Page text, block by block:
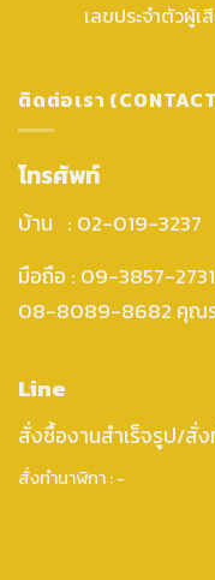
เลขประจำตัวผู้
ติดต่อเรา
โทรศัพท์
บ้าน : 02-019-3237
มือถือ : 09-3857-
08-8089-8682 คุณ
Line
สั่งซื้องานสำเร็จรูป/สั่
สั่งทำนาฬิกา : -